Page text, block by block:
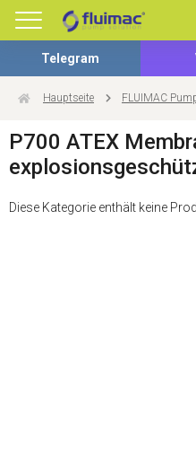
Telegram
Hauptseite FLUIMAC
P700 ATEX
Diese Kategorie enthält keine